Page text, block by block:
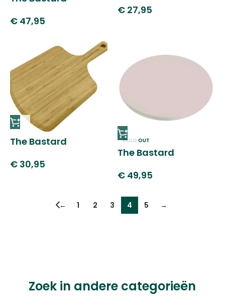
€ 47,95
€27,95
The Bastard
€ 30,95
SOLD OUT
The Bastard
€49,95
← 1 2 3 4 5 →
Zoek in andere categorieën